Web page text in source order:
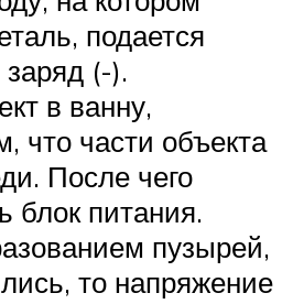
подается
(-).
в ванну,
что части объекта
После чего
блок питания.
пузырей,
то напряжение